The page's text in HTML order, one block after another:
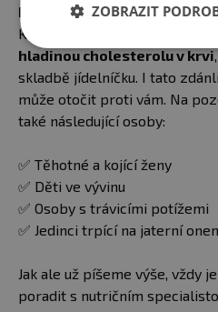
POZOR?
Keto dieta rozhodně
není
hladinou cholesterolu v krvi
skladbě jídelníčku. I tato
může otočit proti vám. Na
také následující osoby:
✅ Těhotné a kojící ženy
✅ Děti ve vývinu
✅ Osoby s trávicími potížemi
✅ Jedinci trpící na jaterní
Jak ale už píšeme výše, vždy
poradit s nutričním
ZOBRAZIT